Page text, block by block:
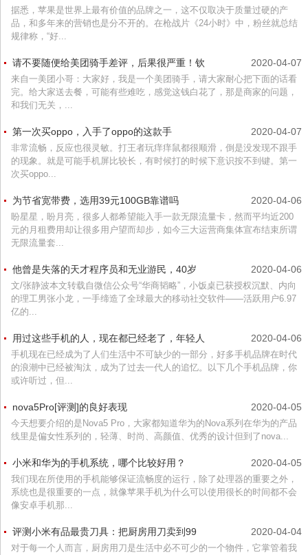
据悉，苹果是世界上最有价值的品牌之一，这不仅取决于质量过硬的产
品，和多年来的营销也是分不开的。在枪战片《24小时》中，粉丝就总结
规律称，“好...
2020-04-07
请不要随便给美团骑手差评，后果很严重！钦
来自一美团小哥：大家好，我是一个美团骑手，请大家耐心把下面的话看
完。给大家送去餐，可能有些难吃，感觉这钱白花了，那是商家的问题，
和我们无关，...
2020-04-07
第一次买oppo，入手了oppo的这款手
非常流畅，反应也很灵敏。打王者玩痒痒鼠都很顺滑，倒是没发现不跟手
的现象。就是可能手机屏比较长，有时候打的时候下意识按不到键。第一
次买oppo...
2020-04-06
为节省宽带费，选用39元100GB靠谱吗
盼星星，盼月亮，很多人都希望能入手一款无限流量卡，然而平均近200
元的月租费用却让很多用户望而却步，如今三大运营商集体宣布结束所谓
无限流量套...
2020-04-06
他曾是失落的天才程序员和无业游民，40岁
文/张静波本文转载自微信公众号“华商韬略”，小饭桌已获授权沉默、内向
的理工男张小龙，一手缔造了全球最大的移动社交软件——活跃用户6.97
亿的...
2020-04-06
用过这些手机的人，现在都已经老了，年轻人
手机现在已经成为了人们生活中不可缺少的一部分，好多手机品牌在时代
的浪潮中已经被淘汰，成为了过去一代人的追忆。以下几个手机品牌，你
或许听过，但...
2020-04-05
nova5Pro[评测]的良好表现
今天想要介绍的是Nova5 Pro，大家都知道华为的Nova系列在华为的产品
线里是偏女性系列的，轻薄、时尚、高颜值、优秀的设计但到了nova...
2020-04-05
小米和华为的手机系统，哪个比较好用？
我们现在所使用的手机能够保证流畅度的运行，除了处理器的重要之外，
系统也是很重要的一点，就像苹果手机为什么可以使用很长的时间都不会
像安卓手机那...
2020-04-04
评测小米有品最贵刀具：把厨房用刀卖到99
对于每一个人而言，厨房用刀是生活中必不可少的一个物件，它掌管着我